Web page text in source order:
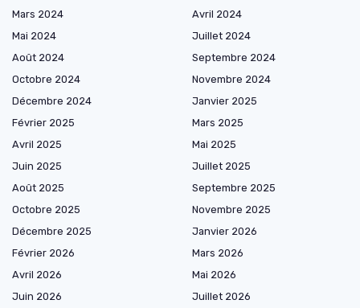
Mars 2024
Avril 2024
Mai 2024
Juillet 2024
Août 2024
Septembre 2024
Octobre 2024
Novembre 2024
Décembre 2024
Janvier 2025
Février 2025
Mars 2025
Avril 2025
Mai 2025
Juin 2025
Juillet 2025
Août 2025
Septembre 2025
Octobre 2025
Novembre 2025
Décembre 2025
Janvier 2026
Février 2026
Mars 2026
Avril 2026
Mai 2026
Juin 2026
Juillet 2026